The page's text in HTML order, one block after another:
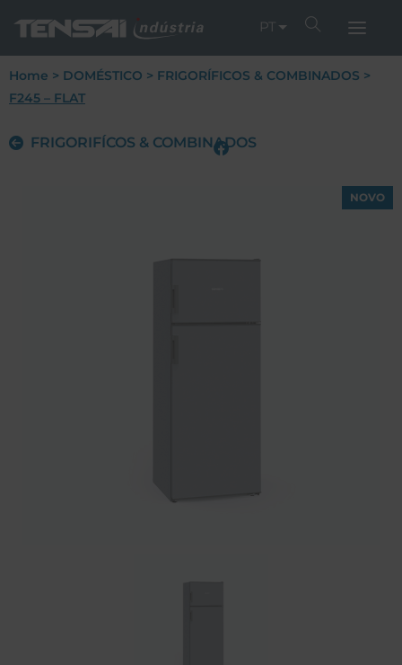
PT
Home > DOMÉSTICO > FRIGORÍFICOS & COMBINADOS >
F245 – FLAT
FRIGORIFÍCOS & COMBINADOS
NOVO